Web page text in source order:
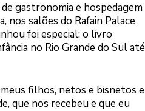
gastronomia e hospedagem
nos salões do Rafain Palace
foi especial: o livro
no Rio Grande do Sul até
filhos, netos e bisnetos e
que nos recebeu e que eu